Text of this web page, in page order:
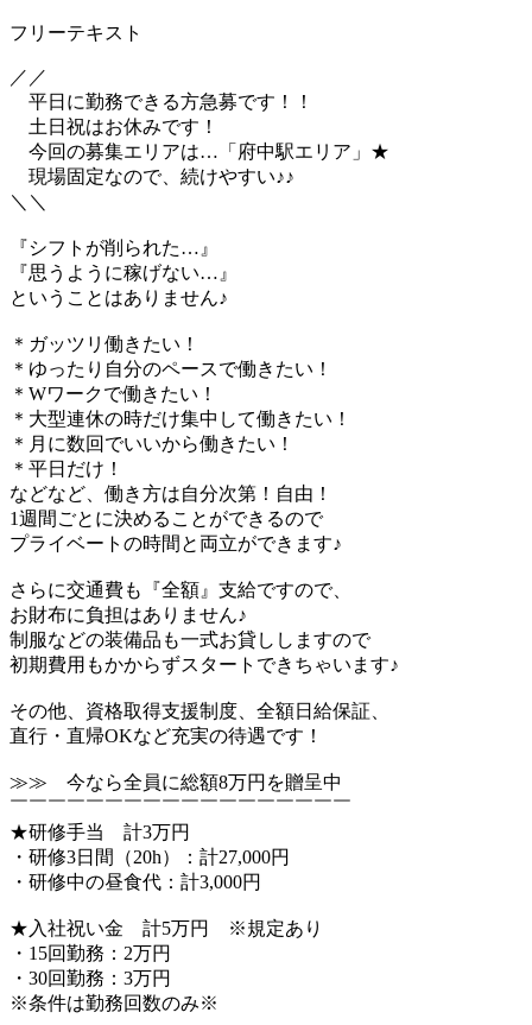
フリーテキスト
／／
平日に勤務できる方急募です！！
土日祝はお休みです！
今回の募集エリアは…「府中駅エリア」★
現場固定なので、続けやすい♪♪
＼＼
『シフトが削られた…』
『思うように稼げない…』
ということはありません♪
＊ガッツリ働きたい！
＊ゆったり自分のペースで働きたい！
＊Wワークで働きたい！
＊大型連休の時だけ集中して働きたい！
＊月に数回でいいから働きたい！
＊平日だけ！
などなど、働き方は自分次第！自由！
1週間ごとに決めることができるので
プライベートの時間と両立ができます♪
さらに交通費も『全額』支給ですので、
お財布に負担はありません♪
制服などの装備品も一式お貸ししますので
初期費用もかからずスタートできちゃいます♪
その他、資格取得支援制度、全額日給保証、
直行・直帰OKなど充実の待遇です！
≫≫ 今なら全員に総額8万円を贈呈中
￣￣￣￣￣￣￣￣￣￣￣￣￣￣￣￣￣￣
★研修手当 計3万円
・研修3日間（20h）：計27,000円
・研修中の昼食代：計3,000円
★入社祝い金 計5万円 ※規定あり
・15回勤務：2万円
・30回勤務：3万円
※条件は勤務回数のみ※